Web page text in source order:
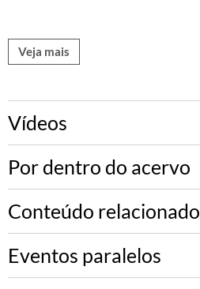
Veja mais
Vídeos
Por dentro do acervo
Conteúdo relacionado
Eventos paralelos